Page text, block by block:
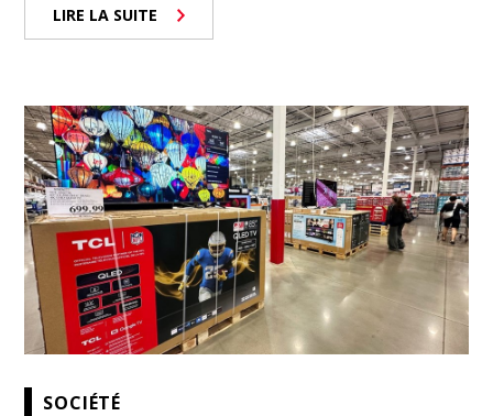
LIRE LA SUITE
SOCIÉTÉ